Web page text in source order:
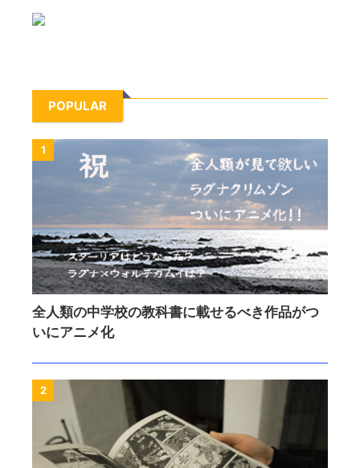
POPULAR
1
全人類の中学校の教科書に載せるべき作品がつ
いにアニメ化
2